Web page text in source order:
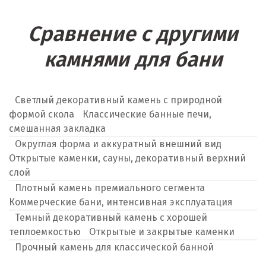
Сравнение с другими
камнями для бани
Светлый декоративный камень с природной
формой скола
Классические банные печи,
смешанная закладка
Округлая форма и аккуратный внешний вид
Открытые каменки, сауны, декоративный верхний
слой
Плотный камень премиального сегмента
Коммерческие бани, интенсивная эксплуатация
Темный декоративный камень с хорошей
теплоемкостью
Открытые и закрытые каменки
Прочный камень для классической банной